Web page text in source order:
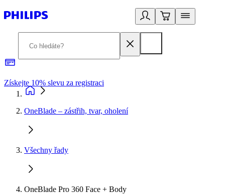
Získejte 10% slevu za registraci
OneBlade – zástřih, tvar, oholení
Všechny řady
OneBlade Pro 360 Face + Body